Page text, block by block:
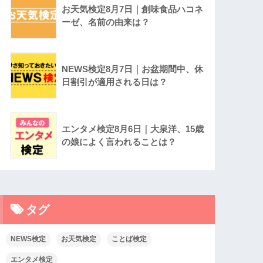
お天気検定8月7日｜創味食品ハコネ
ーゼ、名前の由来は？
NEWS検定8月7日｜お盆期間中、休
日割引が適用される日は？
エンタメ検定8月6日｜大泉洋、15歳
の娘によく言われることは？
タグ
NEWS検定 お天気検定 ことば検定
エンタメ検定